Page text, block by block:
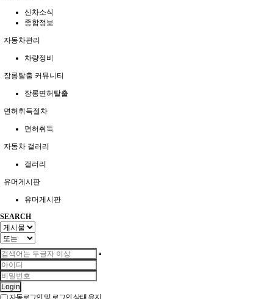
신차소식
종합정보
자동차관리
차량정비
장롱탈출 커뮤니티
장롱면허탈출
면허취득절차
면허취득
자동차 갤러리
갤러리
유머게시판
유머게시판
SEARCH
Login